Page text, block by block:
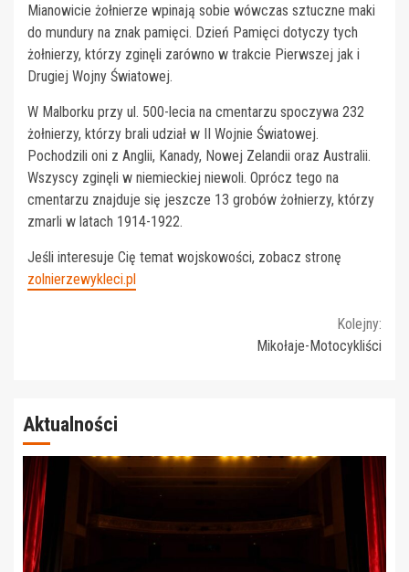
Mianowicie żołnierze wpinają sobie wówczas sztuczne maki
do mundury na znak pamięci. Dzień Pamięci dotyczy tych
żołnierzy, którzy zginęli zarówno w trakcie Pierwszej jak i
Drugiej Wojny Światowej.
W Malborku przy ul. 500-lecia na cmentarzu spoczywa 232
żołnierzy, którzy brali udział w II Wojnie Światowej.
Pochodzili oni z Anglii, Kanady, Nowej Zelandii oraz Australii.
Wszyscy zginęli w niemieckiej niewoli. Oprócz tego na
cmentarzu znajduje się jeszcze 13 grobów żołnierzy, którzy
zmarli w latach 1914-1922.
Jeśli interesuje Cię temat wojskowości, zobacz stronę
zolnierzewykleci.pl
Kolejny:
Mikołaje-Motocykliści
Aktualności